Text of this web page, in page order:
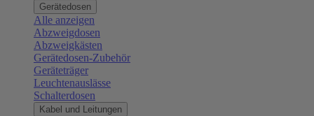
Gerätedosen
Alle anzeigen
Abzweigdosen
Abzweigkästen
Gerätedosen-Zubehör
Geräteträger
Leuchtenauslässe
Schalterdosen
Kabel und Leitungen